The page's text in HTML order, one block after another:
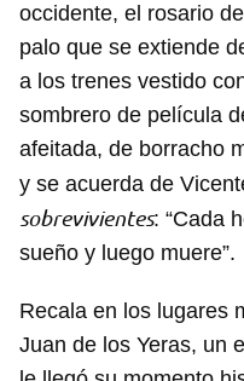
occidente, el rosario
palo que se extiende
a los trenes vestido
sombrero de película
afeitada, de borracho
y se acuerda de
sobrevivientes: “Cada
sueño y luego muere”.
Recala en los lugares
Juan de los Yeras, un